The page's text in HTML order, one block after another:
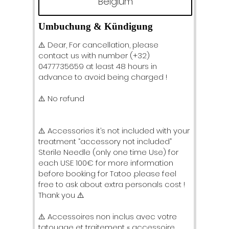
Umbuchung & Kündigung
⚠️ Dear, For cancellation, please
contact us with number (+32)
0477735659 at least 48 hours in
advance to avoid being charged !
⚠️ No refund
⚠️ Accessories it’s not included with your
treatment “accessory not included”
Sterile Needle (only one time Use) for
each USE 100€ for more information
before booking for Tatoo .please feel
free to ask about extra personals cost !
Thank you ⚠️
⚠️ Accessoires non inclus avec votre